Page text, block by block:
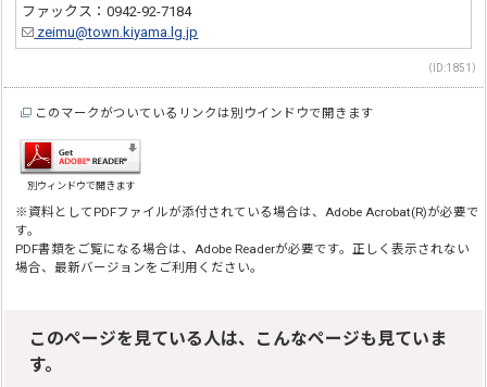
ファックス：0942-92-7184
zeimu@town.kiyama.lg.jp
（ID:1851）
このマークがついているリンクは別ウインドウで開きます
別ウィンドウで開きます
※資料としてPDFファイルが添付されている場合は、Adobe Acrobat(R)が必要で
す。
PDF書類をご覧になる場合は、Adobe Readerが必要です。正しく表示されない
場合、最新バージョンをご利用ください。
このページを見ている人は、こんなページも見ていま
す。